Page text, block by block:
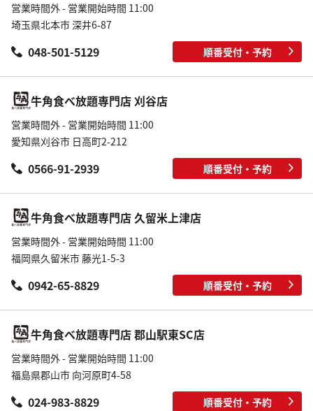
営業時間外 - 営業開始時間 11:00
埼玉県北本市 深井6-87
048-501-5129 順番受付・予約
牛角食べ放題専門店 刈谷店
営業時間外 - 営業開始時間 11:00
愛知県刈谷市 日高町2-212
0566-91-2939 順番受付・予約
牛角食べ放題専門店 久留米上津店
営業時間外 - 営業開始時間 11:00
福岡県久留米市 藤光1-5-3
0942-65-8829 順番受付・予約
牛角食べ放題専門店 郡山駅東SC店
営業時間外 - 営業開始時間 11:00
福島県郡山市 向河原町4-58
024-983-8829 順番受付・予約